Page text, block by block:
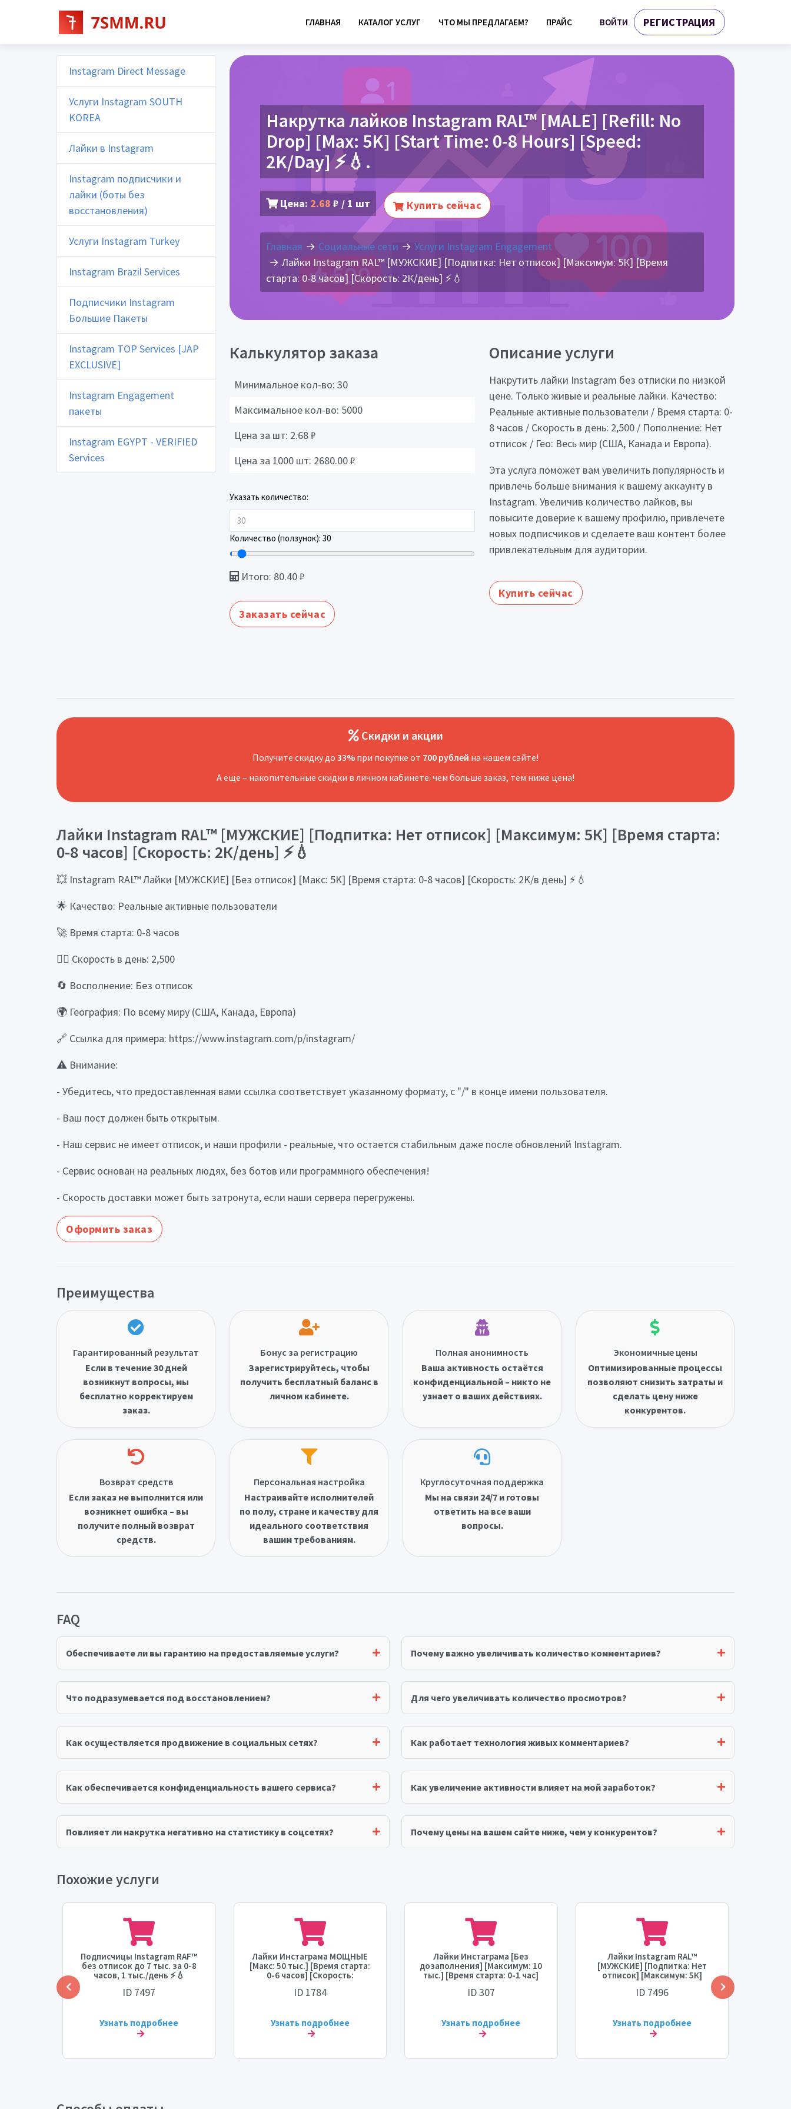
ГЛАВНАЯ КАТАЛОГ УСЛУГ ЧТО МЫ ПРЕДЛАГАЕМ? ПРАЙС ВОЙТИ РЕГИСТРАЦИЯ
Instagram Direct Message
Услуги Instagram SOUTH
KOREA
Лайки в Instagram
Instagram подписчики и
лайки (боты без
восстановления)
Услуги Instagram Turkey
Instagram Brazil Services
Подписчики Instagram
Большие Пакеты
Instagram TOP Services [JAP
EXCLUSIVE]
Instagram Engagement
пакеты
Instagram EGYPT - VERIFIED
Services
Накрутка лайков Instagram RAL™ [MALE] [Refill: No
Drop] [Max: 5K] [Start Time: 0-8 Hours] [Speed:
2K/Day] ⚡💧.
Цена: 2.68 ₽ / 1 шт Купить сейчас
Главная Социальные сети
Услуги Instagram Engagement
Лайки Instagram RAL™ [МУЖСКИЕ] [Подпитка: Нет отписок] [Максимум: 5К] [Время
старта: 0-8 часов] [Скорость: 2К/день] ⚡💧
Калькулятор заказа
Минимальное кол-во: 30
Максимальное кол-во: 5000
Цена за шт: 2.68₽
Цена за 1000 шт: 2680.00₽
Указать количество:
Количество (ползунок): 30
Итого: 80.40₽
Заказать сейчас
Описание услуги
Накрутить лайки Instagram без отписки по низкой
цене. Только живые и реальные лайки. Качество:
Реальные активные пользователи / Время старта: 0-
8 часов / Скорость в день: 2,500 / Пополнение: Нет
отписок / Гео: Весь мир (США, Канада и Европа).
Эта услуга поможет вам увеличить популярность и
привлечь больше внимания к вашему аккаунту в
Instagram. Увеличив количество лайков, вы
повысите доверие к вашему профилю, привлечете
новых подписчиков и сделаете ваш контент более
привлекательным для аудитории.
Купить сейчас
Скидки и акции
Получите скидку до 33% при покупке от 700 рублей на нашем сайте!
А еще – накопительные скидки в личном кабинете: чем больше заказ, тем ниже цена!
Лайки Instagram RAL™ [МУЖСКИЕ] [Подпитка: Нет отписок] [Максимум: 5К] [Время старта:
0-8 часов] [Скорость: 2К/день] ⚡💧
💥 Instagram RAL™ Лайки [МУЖСКИЕ] [Без отписок] [Макс: 5K] [Время старта: 0-8 часов] [Скорость: 2K/в день] ⚡💧
🌟 Качество: Реальные активные пользователи
🚀 Время старта: 0-8 часов
🏃‍♂️ Скорость в день: 2,500
🔄 Восполнение: Без отписок
🌍 География: По всему миру (США, Канада, Европа)
🔗 Ссылка для примера: https://www.instagram.com/p/instagram/
⚠️ Внимание:
- Убедитесь, что предоставленная вами ссылка соответствует указанному формату, с "/" в конце имени пользователя.
- Ваш пост должен быть открытым.
- Наш сервис не имеет отписок, и наши профили - реальные, что остается стабильным даже после обновлений Instagram.
- Сервис основан на реальных людях, без ботов или программного обеспечения!
- Скорость доставки может быть затронута, если наши сервера перегружены.
Оформить заказ
Преимущества
Гарантированный результат
Если в течение 30 дней
возникнут вопросы, мы
бесплатно корректируем
заказ.
Бонус за регистрацию
Зарегистрируйтесь, чтобы
получить бесплатный баланс в
личном кабинете.
Полная анонимность
Ваша активность остаётся
конфиденциальной – никто не
узнает о ваших действиях.
Экономичные цены
Оптимизированные процессы
позволяют снизить затраты и
сделать цену ниже
конкурентов.
Возврат средств
Если заказ не выполнится или
возникнет ошибка – вы
получите полный возврат
средств.
Персональная настройка
Настраивайте исполнителей
по полу, стране и качеству для
идеального соответствия
вашим требованиям.
Круглосуточная поддержка
Мы на связи 24/7 и готовы
ответить на все ваши
вопросы.
FAQ
Обеспечиваете ли вы гарантию на предоставляемые услуги? Почему важно увеличивать количество комментариев?
Что подразумевается под восстановлением? Для чего увеличивать количество просмотров?
Как осуществляется продвижение в социальных сетях? Как работает технология живых комментариев?
Как обеспечивается конфиденциальность вашего сервиса? Как увеличение активности влияет на мой заработок?
Повлияет ли накрутка негативно на статистику в соцсетях? Почему цены на вашем сайте ниже, чем у конкурентов?
Похожие услуги
Подписчицы Instagram RAF™
без отписок до 7 тыс. за 0-8
часов, 1 тыс./день ⚡💧
ID 7497
Узнать подробнее
Лайки Инстаграма МОЩНЫЕ
[Макс: 50 тыс.] [Время старта:
0-6 часов] [Скорость:
МГНОВЕННАЯ] 💧
ID 1784
Узнать подробнее
Лайки Инстаграма [Без
дозаполнения] [Максимум: 10
тыс.] [Время старта: 0-1 час]
[Скорость: 2-5 тыс./день] 🔥
🔥🔥🔥💧
ID 307
Узнать подробнее
Лайки Instagram RAL™
[МУЖСКИЕ] [Подпитка: Нет
отписок] [Максимум: 5К]
[Время старта: 0-8 часов]
[Скорость: 2К/день] ⚡💧
ID 7496
Узнать подробнее